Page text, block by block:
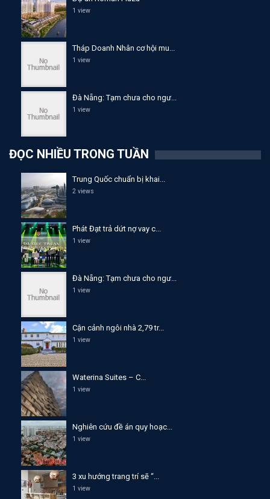
1 view
Tháp Doanh Nhân cơ hội mu...
1 view
Đà Nẵng: Tạm chưa cho ngư...
1 view
ĐỌC NHIỀU TRONG TUẦN
Trung Quốc chuẩn bị khai...
2 views
Phát Đạt trả dứt nợ vay c...
1 view
Đà Nẵng: Tạm chưa cho ngư...
1 view
Cận cảnh ngôi nhà 2,79 tr...
1 view
Waterina Suites – C...
1 view
Nghiên cứu đề án quy hoạc...
1 view
3 xu hướng trang trí sẽ “...
1 view